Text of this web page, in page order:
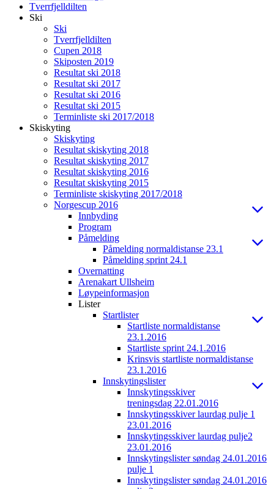
Tverrfjelldilten
Ski
Ski
Tverrfjelldilten
Cupen 2018
Skiposten 2019
Resultat ski 2018
Resultat ski 2017
Resultat ski 2016
Resultat ski 2015
Terminliste ski 2017/2018
Skiskyting
Skiskyting
Resultat skiskyting 2018
Resultat skiskyting 2017
Resultat skiskyting 2016
Resultat skiskyting 2015
Terminliste skiskyting 2017/2018
Norgescup 2016
Innbyding
Program
Påmelding
Påmelding normaldistanse 23.1
Påmelding sprint 24.1
Overnatting
Arenakart Ullsheim
Løypeinformasjon
Lister
Startlister
Startliste normaldistanse
23.1.2016
Startliste sprint 24.1.2016
Krinsvis startliste normaldistanse
23.1.2016
Innskytingslister
Innskytingsskiver
treningsdag 22.01.2016
Innskytingsskiver laurdag pulje 1
23.01.2016
Innskytingsskiver laurdag pulje2
23.01.2016
Innskytingslister søndag 24.01.2016
pulje 1
Innskytingslister søndag 24.01.2016